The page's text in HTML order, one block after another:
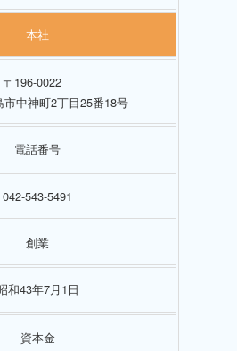
本社
〒196-0022
市中神町2丁目25番18号
電話番号
042-543-5491
創業
和43年7月1日
資本金